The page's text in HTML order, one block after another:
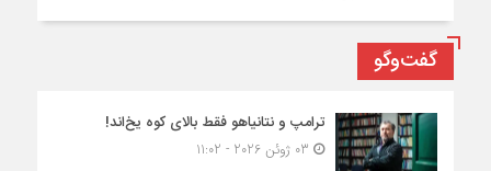
گفت‌وگو
ترامپ و نتانیاهو فقط بالای کوه یخ‌اند!